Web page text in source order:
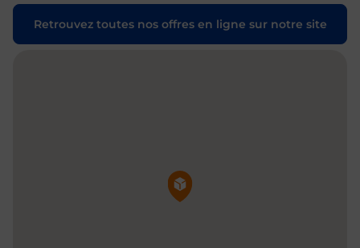
Retrouvez toutes nos offres en ligne sur notre site
Pin de la carte